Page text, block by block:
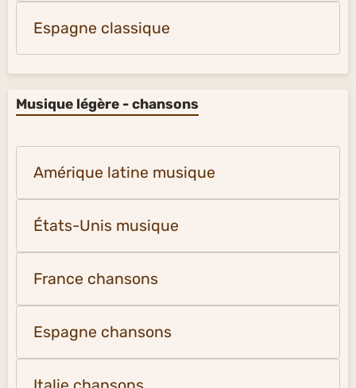
Espagne classique
Musique légère - chansons
Amérique latine musique
États-Unis musique
France chansons
Espagne chansons